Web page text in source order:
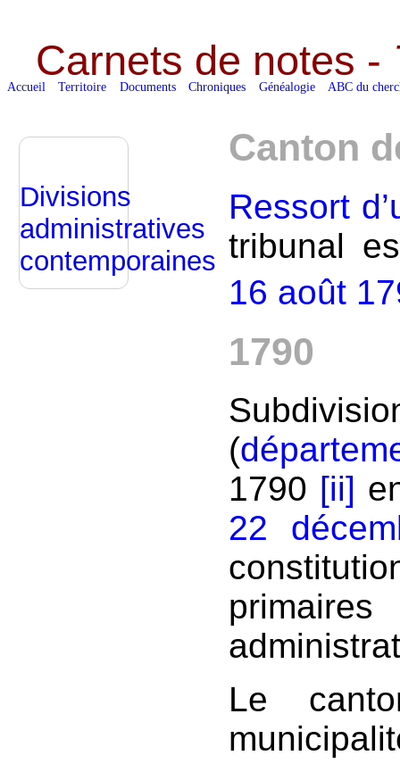
Carnets de notes -
Accueil Territoire Documents Chroniques Généalogie ABC du
Canton
Ressort
tribunal
16 août
1790
(
1790 [ii]
22
Le
Divisions
administratives
contemporaines